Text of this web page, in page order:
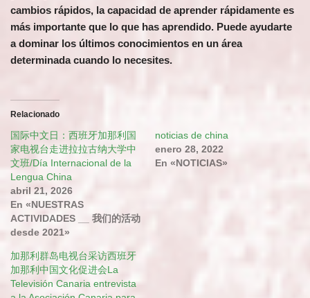
cambios rápidos, la capacidad de aprender rápidamente es
más importante que lo que has aprendido. Puede ayudarte
a dominar los últimos conocimientos en un área
determinada cuando lo necesites.
Relacionado
国际中文日：西班牙加那利国
家电视台走进拉拉古纳大学中
文班/Día Internacional de la
Lengua China
abril 21, 2026
En «NUESTRAS
ACTIVIDADES __ 我们的活动
desde 2021»
noticias de china
enero 28, 2022
En «NOTICIAS»
加那利群岛电视台采访西班牙
加那利中国文化促进会La
Televisión Canaria entrevista